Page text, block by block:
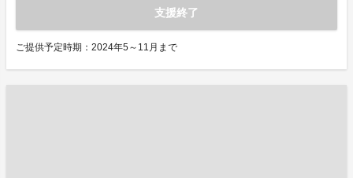
支援終了
ご提供予定時期：2024年5～11月まで